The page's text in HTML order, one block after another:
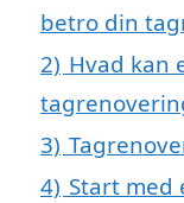
betro din
2) Hvad kan
3)
4) Start med